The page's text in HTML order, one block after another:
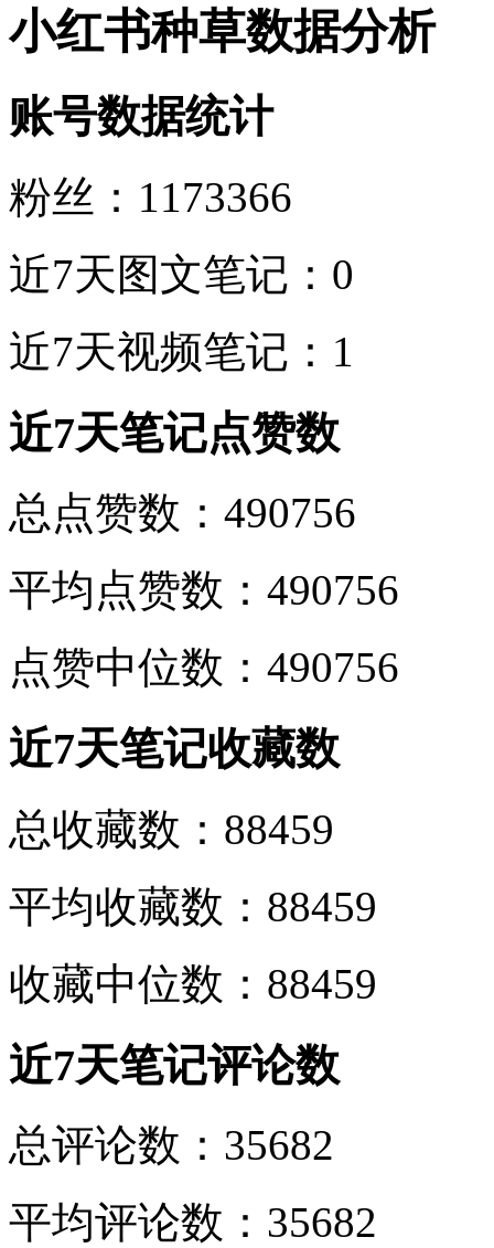
小红书种草数据分析
账号数据统计
粉丝：1173366
近7天图文笔记：0
近7天视频笔记：1
近7天笔记点赞数
总点赞数：490756
平均点赞数：490756
点赞中位数：490756
近7天笔记收藏数
总收藏数：88459
平均收藏数：88459
收藏中位数：88459
近7天笔记评论数
总评论数：35682
平均评论数：35682